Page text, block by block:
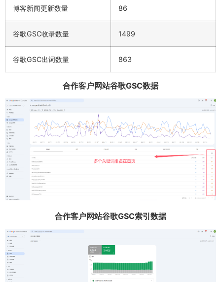
博客新闻更新数量 86
谷歌GSC收录数量 1499
谷歌GSC出词数量 863
合作客户网站谷歌GSC数据
合作客户网站谷歌GSC索引数据